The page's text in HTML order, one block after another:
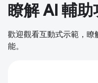
瞭解 AI 輔
歡迎觀看互動式示範，瞭
能。